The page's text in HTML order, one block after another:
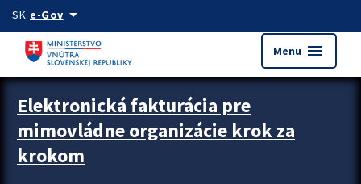
Preskocit na hlavný obsah
SK e-Govarrow_drop_down
Menu menu
Zastavit automatický posun upútavok
Elektronická fakturácia pre
mimovládne organizácie krok za
krokom